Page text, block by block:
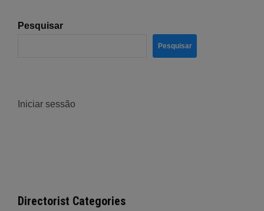
Pesquisar
Pesquisar
Iniciar sessão
Directorist Categories